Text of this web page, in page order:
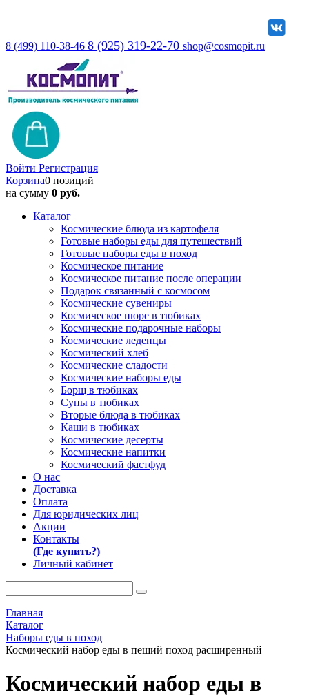
8 (499) 110-38-46 8 (925) 319-22-70 shop@cosmopit.ru
Войти Регистрация
Корзина0 позиций
на сумму 0 руб.
Каталог
Космические блюда из картофеля
Готовые наборы еды для путешествий
Готовые наборы еды в поход
Космическое питание
Космическое питание после операции
Подарок связанный с космосом
Космические сувениры
Космическое пюре в тюбиках
Космические подарочные наборы
Космические леденцы
Космический хлеб
Космические сладости
Космические наборы еды
Борщ в тюбиках
Супы в тюбиках
Вторые блюда в тюбиках
Каши в тюбиках
Космические десерты
Космические напитки
Космический фастфуд
О нас
Доставка
Оплата
Для юридических лиц
Акции
Контакты
(Где купить?)
Личный кабинет
Главная
Каталог
Наборы еды в поход
Космический набор еды в пеший поход расширенный
Космический набор еды в